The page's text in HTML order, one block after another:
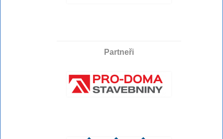
Partneři